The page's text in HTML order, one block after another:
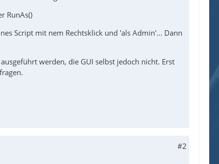
RunAs()
Script mit nem Rechtsklick und 'als Admin'... Dann
werden, die GUI selbst jedoch nicht. Erst
#2